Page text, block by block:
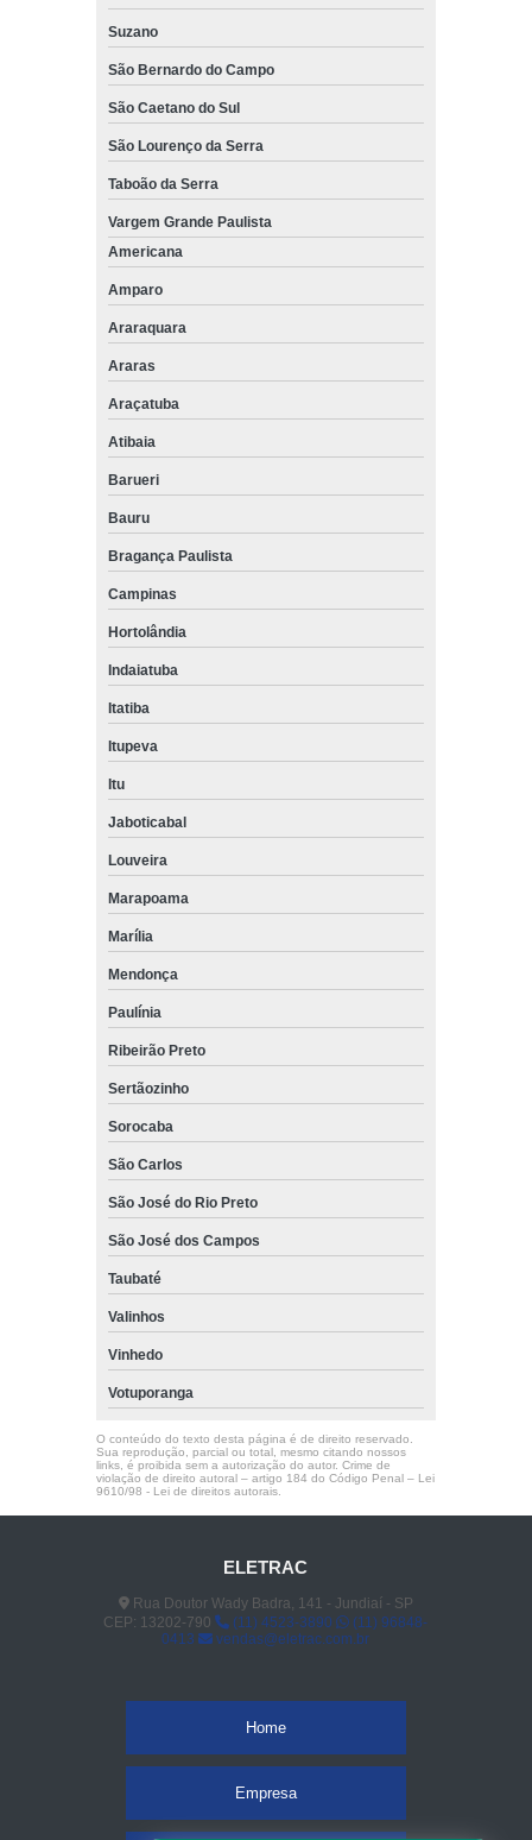
Suzano
São Bernardo do Campo
São Caetano do Sul
São Lourenço da Serra
Taboão da Serra
Vargem Grande Paulista
Americana
Amparo
Araraquara
Araras
Araçatuba
Atibaia
Barueri
Bauru
Bragança Paulista
Campinas
Hortolândia
Indaiatuba
Itatiba
Itupeva
Itu
Jaboticabal
Louveira
Marapoama
Marília
Mendonça
Paulínia
Ribeirão Preto
Sertãozinho
Sorocaba
São Carlos
São José do Rio Preto
São José dos Campos
Taubaté
Valinhos
Vinhedo
Votuporanga
O conteúdo do texto desta página é de direito reservado.
Sua reprodução, parcial ou total, mesmo citando nossos
links, é proibida sem a autorização do autor. Crime de
violação de direito autoral – artigo 184 do Código Penal – Lei
9610/98 - Lei de direitos autorais.
ELETRAC
Rua Doutor Wady Badra, 141 - Jundiaí - SP
CEP: 13202-790
(11) 4523-3890
(11) 96848-
0413
vendas@eletrac.com.br
Home
Empresa